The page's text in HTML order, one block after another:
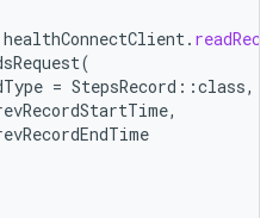
healthConnectClient.
(
= StepsRecord ::class,
,